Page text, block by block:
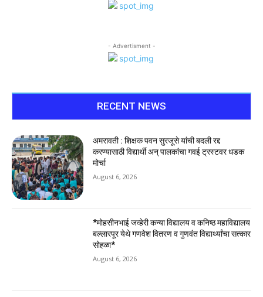
- Advertisment -
RECENT NEWS
अमरावती : शिक्षक पवन सुरजूसे यांची बदली रद्द
करण्यासाठी विद्यार्थी अन् पालकांचा गवई ट्रस्टवर धडक
मोर्चा
August 6, 2026
*मोहसीनभाई जव्हेरी कन्या विद्यालय व कनिष्ठ महाविद्यालय
बल्लारपूर येथे गणवेश वितरण व गुणवंत विद्यार्थ्यांचा सत्कार
सोहळा*
August 6, 2026